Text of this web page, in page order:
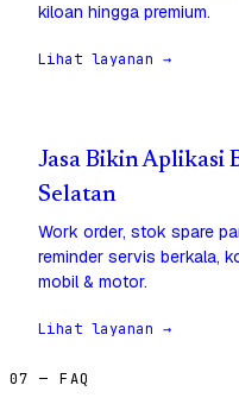
kiloan hingga premium.
Lihat layanan →
Jasa Bikin Aplikasi
Selatan
Work order, stok spare
reminder servis berkala,
mobil & motor.
Lihat layanan →
07 — FAQ